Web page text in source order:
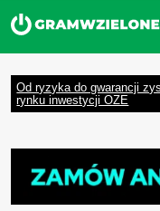
Od ryzyka do gwarancji
rynku inwestycji OZE